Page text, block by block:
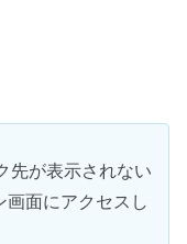
先が表示されない
面にアクセスし